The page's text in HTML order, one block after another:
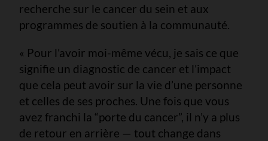
recherche sur le cancer du sein et aux
programmes de soutien à la communauté.
« Pour l’avoir moi-même vécu, je sais ce que
signifie un diagnostic de cancer et l’impact
que cela peut avoir sur la vie d’une personne
et celles de ses proches. Une fois que vous
avez franchi la “porte du cancer”, il n’y a plus
de retour en arrière — tout change dans